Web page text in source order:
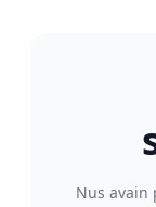
Nus avain